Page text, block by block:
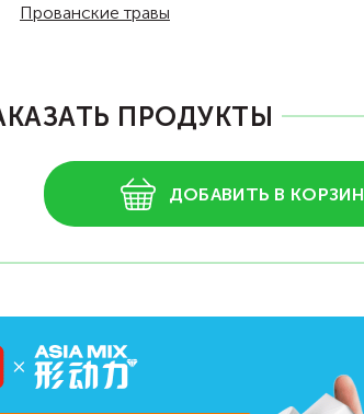
Прованские травы
ПРОДУКТЫ
ДОБАВИТЬ В